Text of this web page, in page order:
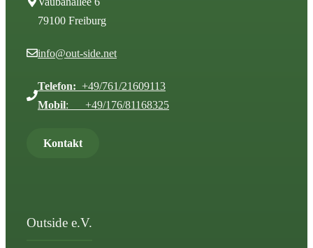
79100 Freiburg
info@out-side.net
Telefon: +49/761/21609113
Mobil: +49/176/81168325
Kontakt
Outside e.V.